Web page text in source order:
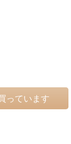
っています